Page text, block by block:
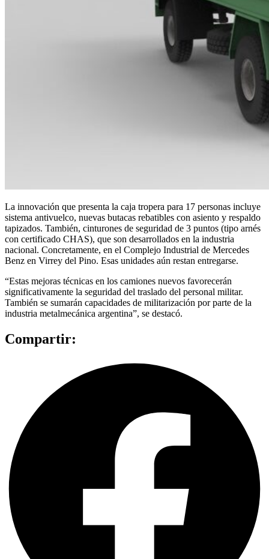
La innovación que presenta la caja tropera para 17 personas incluye
sistema antivuelco, nuevas butacas rebatibles con asiento y respaldo
tapizados. También, cinturones de seguridad de 3 puntos (tipo arnés
con certificado CHAS), que son desarrollados en la industria
nacional. Concretamente, en el Complejo Industrial de Mercedes
Benz en Virrey del Pino. Esas unidades aún restan entregarse.
“Estas mejoras técnicas en los camiones nuevos favorecerán
significativamente la seguridad del traslado del personal militar.
También se sumarán capacidades de militarización por parte de la
industria metalmecánica argentina”, se destacó.
Compartir: